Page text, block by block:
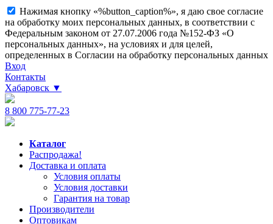
Нажимая кнопку «%button_caption%», я даю свое согласие
на обработку моих персональных данных, в соответствии с
Федеральным законом от 27.07.2006 года №152-ФЗ «О
персональных данных», на условиях и для целей,
определенных в Согласии на обработку персональных данных
Вход
Контакты
Хабаровск ▼
8 800 775-77-23
Каталог
Распродажа!
Доставка и оплата
Условия оплаты
Условия доставки
Гарантия на товар
Производители
Оптовикам